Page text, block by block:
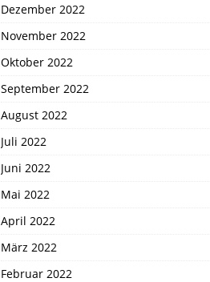
Dezember 2022
November 2022
Oktober 2022
September 2022
August 2022
Juli 2022
Juni 2022
Mai 2022
April 2022
März 2022
Februar 2022